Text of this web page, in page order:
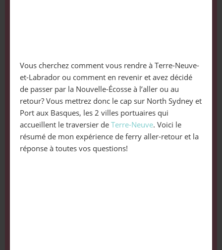
Vous cherchez comment vous rendre à Terre-Neuve-
et-Labrador ou comment en revenir et avez décidé
de passer par la Nouvelle-Écosse à l’aller ou au
retour? Vous mettrez donc le cap sur North Sydney et
Port aux Basques, les 2 villes portuaires qui
accueillent le traversier de Terre-Neuve. Voici le
résumé de mon expérience de ferry aller-retour et la
réponse à toutes vos questions!